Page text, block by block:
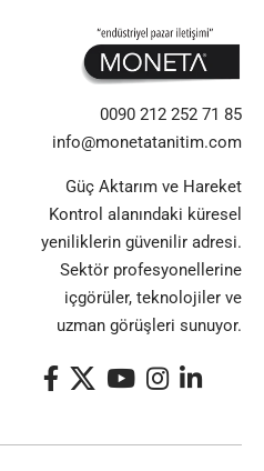
0090 212 252 71 85
info@monetatanitim.com
Güç Aktarım ve Hareket
Kontrol alanındaki küresel
yeniliklerin güvenilir adresi.
Sektör profesyonellerine
içgörüler, teknolojiler ve
uzman görüşleri sunuyor.